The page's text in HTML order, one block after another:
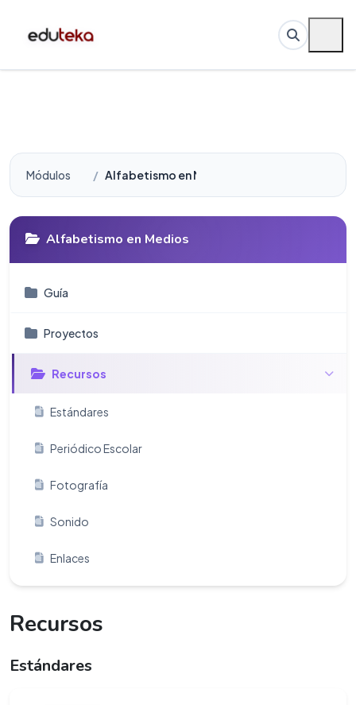
Módulos Alfabetismo en Medios
Alfabetismo en Medios
Guí­a
Proyectos
Recursos
Estándares
Periódico Escolar
Fotografía
Sonido
Enlaces
Recursos
Estándares